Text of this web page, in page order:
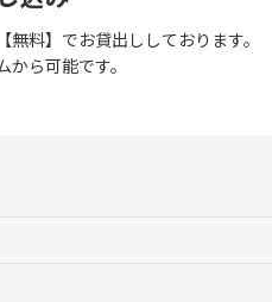
料】でお貸出ししております。
ら可能です。